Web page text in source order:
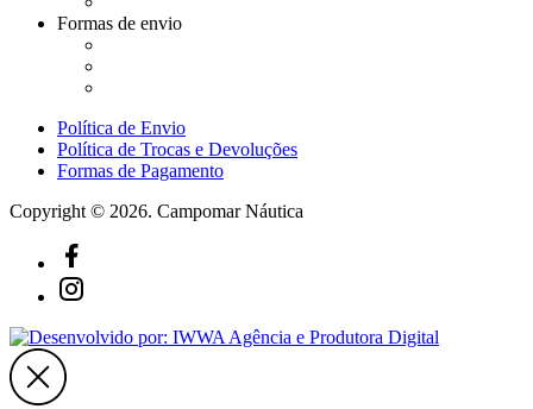
Formas de envio
Política de Envio
Política de Trocas e Devoluções
Formas de Pagamento
Copyright © 2026. Campomar Náutica